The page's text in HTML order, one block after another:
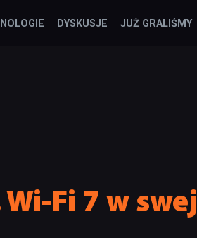
DYSKUSJE JUŻ GRALIŚMY
Fi 7 w swej